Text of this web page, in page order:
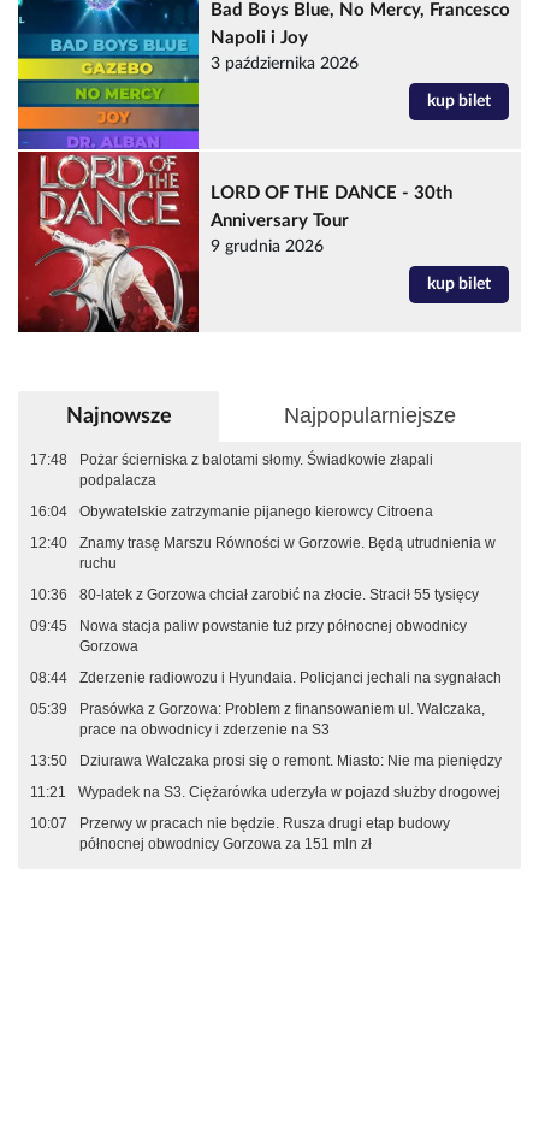
Bad Boys Blue, No Mercy, Francesco
Napoli i Joy
3 października 2026
kup bilet
LORD OF THE DANCE - 30th
Anniversary Tour
9 grudnia 2026
kup bilet
Najnowsze Najpopularniejsze
17:48
Pożar ścierniska z balotami słomy. Świadkowie złapali
podpalacza
16:04
Obywatelskie zatrzymanie pijanego kierowcy Citroena
12:40
Znamy trasę Marszu Równości w Gorzowie. Będą utrudnienia w
ruchu
10:36
80-latek z Gorzowa chciał zarobić na złocie. Stracił 55 tysięcy
09:45
Nowa stacja paliw powstanie tuż przy północnej obwodnicy
Gorzowa
08:44
Zderzenie radiowozu i Hyundaia. Policjanci jechali na sygnałach
05:39
Prasówka z Gorzowa: Problem z finansowaniem ul. Walczaka,
prace na obwodnicy i zderzenie na S3
13:50
Dziurawa Walczaka prosi się o remont. Miasto: Nie ma pieniędzy
11:21
Wypadek na S3. Ciężarówka uderzyła w pojazd służby drogowej
10:07
Przerwy w pracach nie będzie. Rusza drugi etap budowy
północnej obwodnicy Gorzowa za 151 mln zł